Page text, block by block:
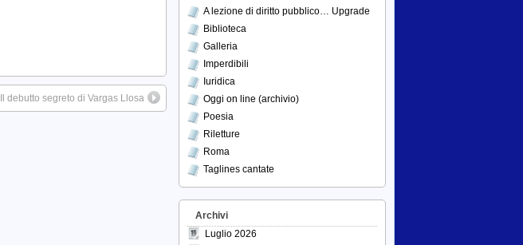
Il debutto segreto di Vargas Llosa
A lezione di diritto pubblico… Upgrade
Biblioteca
Galleria
Imperdibili
Iuridica
Oggi on line (archivio)
Poesia
Riletture
Roma
Taglines cantate
Archivi
Luglio 2026